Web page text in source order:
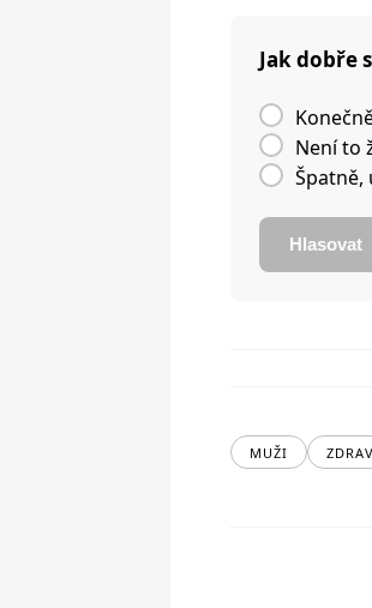
Jak dobře
Není to
Špatně,
Hlasovat
MUŽI